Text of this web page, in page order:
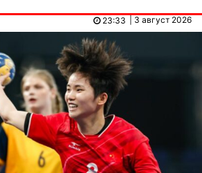
| 3 август 2026
23:33